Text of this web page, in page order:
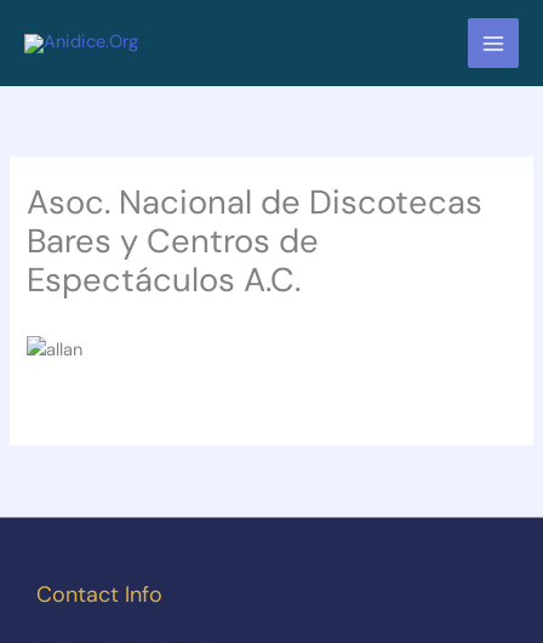
Asoc. Nacional de Discotecas
Bares y Centros de
Espectáculos A.C.
Contact Info